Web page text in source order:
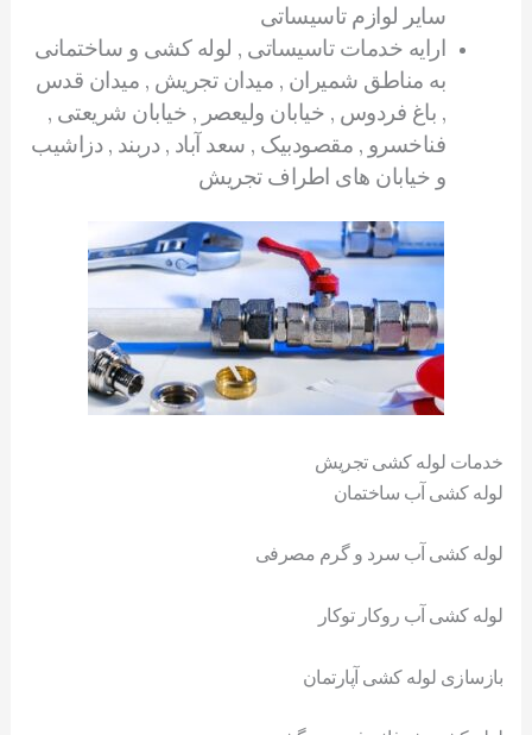
سایر لوازم تاسیساتی
ارایه خدمات تاسیساتی , لوله کشی و ساختمانی
به مناطق شمیران , میدان تجریش , میدان قدس
, باغ فردوس , خیابان ولیعصر , خیابان شریعتی ,
فناخسرو , مقصودبیک , سعد آباد , دربند , دزاشیب
و خیابان های اطراف تجریش
خدمات لوله کشی تجریش
لوله کشی آب ساختمان
لوله کشی آب سرد و گرم مصرفی
لوله کشی آب روکار توکار
بازسازی لوله کشی آپارتمان